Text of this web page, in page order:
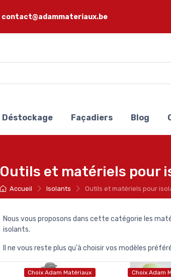
contact@adammateriaux.be
Déstockage Façadiers Blog
Outils et matériels pour
Accueil Isolants Outils et matériels pour
Nous vous proposons dans cette catégorie les
isolants.
Il ne vous reste plus qu'à choisir vos modèles
Choix Adam Matériaux Choix Adam